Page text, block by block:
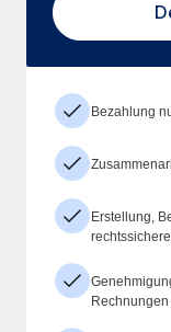
Bezahlung
Erstellung,